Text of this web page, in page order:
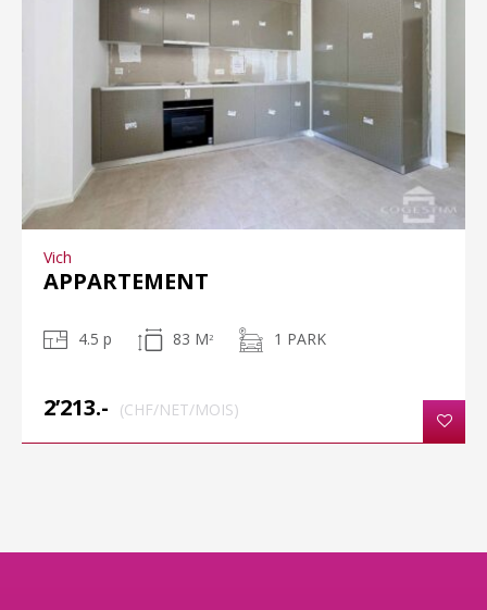
Vich
APPARTEMENT
4.5 p 83 M 2 1 PARK
2’213.- (CHF/NET/MOIS)